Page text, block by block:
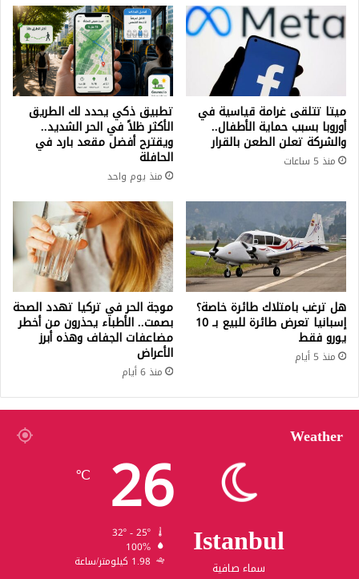
ميتا تتلقى غرامة قياسية في
أوروبا بسبب حماية الأطفال..
والشركة تعلن الطعن بالقرار
منذ 5 ساعات
تطبيق ذكي يحدد لك الطريق
الأكثر ظلاً في الحر الشديد..
ويقترح أفضل مقعد بارد في
الحافلة
منذ يوم واحد
هل ترغب بامتلاك طائرة خاصة؟
إسبانيا تعرض طائرة للبيع بـ 10
يورو فقط
منذ 5 أيام
موجة الحر في تركيا تهدد الصحة
بصمت.. الأطباء يحذرون من أخطر
مضاعفات الجفاف وهذه أبرز
الأعراض
منذ 6 أيام
Weather
Istanbul
سماء صافية
26
℃
100%
1.98 كيلومتر/ساعة